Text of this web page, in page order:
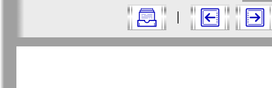
|
Страницы журнала